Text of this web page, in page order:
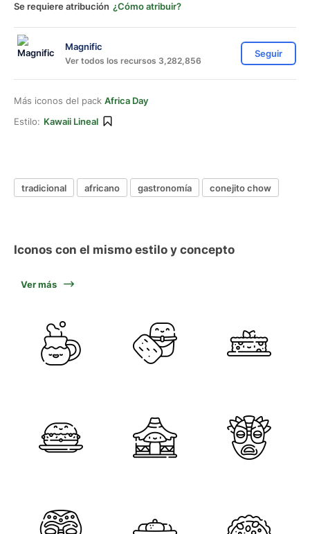
Se requiere atribución ¿Cómo atribuir?
Magnific
Ver todos los recursos 3,282,856
Seguir
Más iconos del pack Africa Day
Estilo: Kawaii Lineal
tradicional africano gastronomía conejito chow
Iconos con el mismo estilo y concepto
Ver más